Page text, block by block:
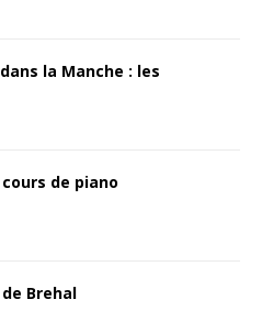
la Manche : les
de piano
Brehal